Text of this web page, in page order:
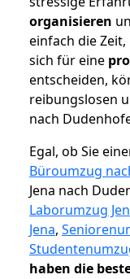
organisieren
einfach die
sich für eine
entscheiden,
reibungslosen
nach
Egal, ob Sie
Büroumzug
Jena nach
Laborumzug
Jena,
haben die